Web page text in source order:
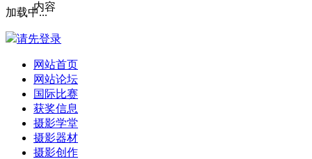
加载中...
请先登录
网站首页
网站论坛
国际比赛
获奖信息
摄影学堂
摄影器材
摄影创作
内容